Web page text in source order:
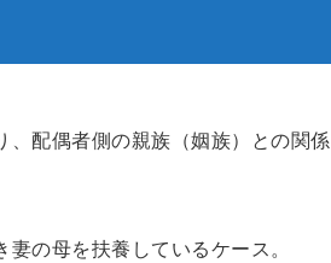
配偶者側の親族（姻族）との関係
の母を扶養しているケース。